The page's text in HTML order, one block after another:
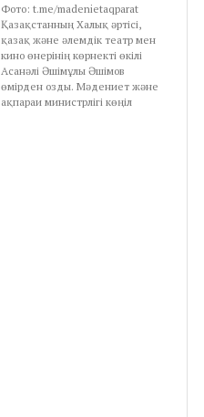
Фото: t.me/madenietaqparat
Қазақстанның Халық әртісі,
қазақ және әлемдік театр мен
кино өнерінің көрнекті өкілі
Асанәлі Әшімұлы Әшімов
өмірден озды. Мәдениет және
ақпараи министрлігі көңіл